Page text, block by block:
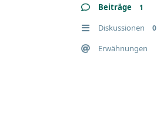
Beiträge 1
Diskussionen 0
Erwähnungen